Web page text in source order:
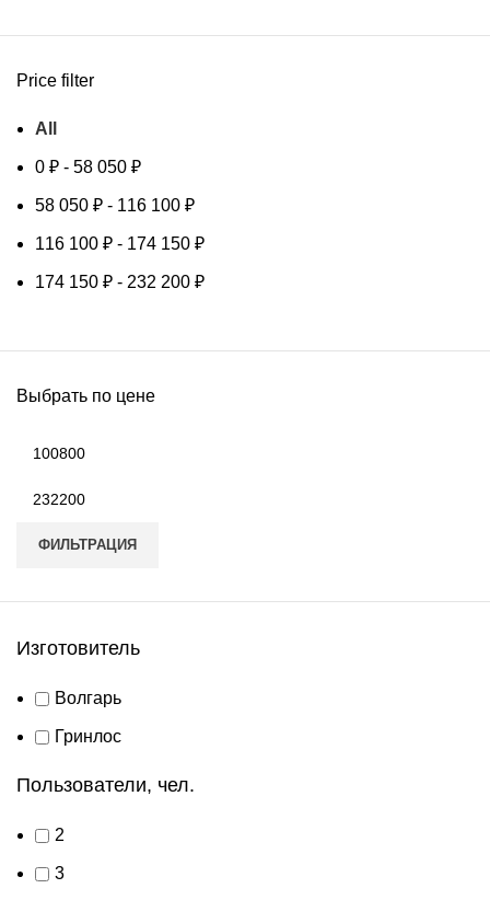
Price filter
All
0 ₽ - 58 050 ₽
58 050 ₽ - 116 100 ₽
116 100 ₽ - 174 150 ₽
174 150 ₽ - 232 200 ₽
Выбрать по цене
ФИЛЬТРАЦИЯ
Изготовитель
Волгарь
Гринлос
Пользователи, чел.
2
3